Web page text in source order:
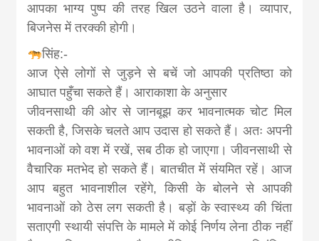
आपका भाग्य पुष्प की तरह खिल उठने वाला है। व्यापार,
बिजनेस में तरक्की होगी।
सिंह:-
आज ऐसे लोगों से जुड़ने से बचें जो आपकी प्रतिष्ठा को
आघात पहुँचा सकते हैं। आराकाशा के अनुसार
जीवनसाथी की ओर से जानबूझ कर भावनात्मक चोट मिल
सकती है, जिसके चलते आप उदास हो सकते हैं। अतः अपनी
भावनाओं को वश में रखें, सब ठीक हो जाएगा। जीवनसाथी से
वैचारिक मतभेद हो सकते हैं। बातचीत में संयमित रहें। आज
आप बहुत भावनाशील रहेंगे, किसी के बोलने से आपकी
भावनाओं को ठेस लग सकती है। बड़ों के स्वास्थ्य की चिंता
सताएगी स्थायी संपत्ति के मामले में कोई निर्णय लेना ठीक नहीं